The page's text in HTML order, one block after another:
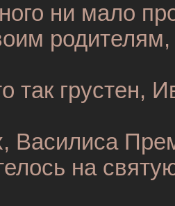
ни мало
так грустен,
на